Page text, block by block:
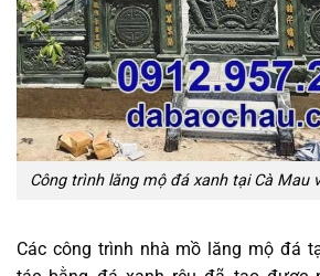
Công trình lăng mộ đá xanh tại Cà Mau
Các công trình nhà mồ lăng mộ đá